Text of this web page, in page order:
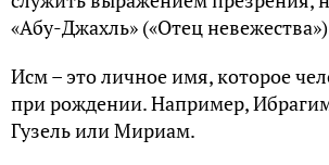
«Абу-Джахль» («Отец
Исм – это личное имя, которое
при рождении. Например,
Гузель или Мириам.